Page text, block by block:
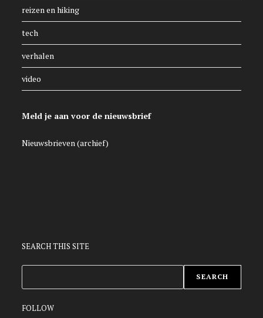
reizen en hiking
tech
verhalen
video
Meld je aan voor de nieuwsbrief
Nieuwsbrieven (archief)
SEARCH THIS SITE
SEARCH
FOLLOW